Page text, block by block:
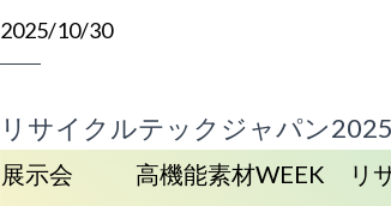
2025/10/30
リサイクルテックジャパン
展示会
高機能素材WEEK リ